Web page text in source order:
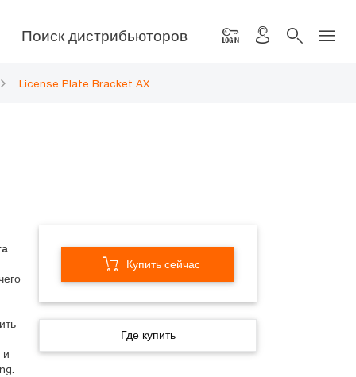
Поиск дистрибьюторов
License Plate Bracket AX
и
Купить сейчас
Где купить